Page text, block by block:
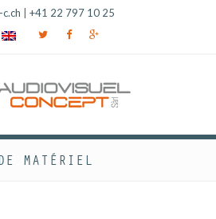
+41 22 797 10 25
MATÉRIEL